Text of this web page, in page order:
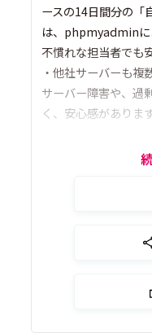
ースの14日間分の「
は、phpmyadminに
不慣れな担当者でも
・他社サーバーも複
サーバー障害や、過
く、安心感があります